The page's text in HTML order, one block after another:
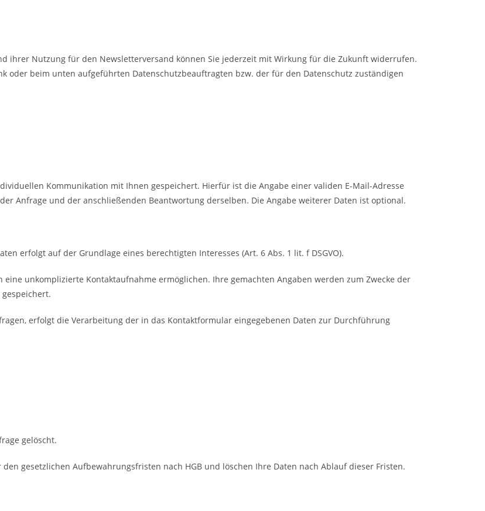
ihrer Nutzung für den Newsletterversand können Sie jederzeit mit Wirkung für die Zukunft widerrufen.
oder beim unten aufgeführten Datenschutzbeauftragten bzw. der für den Datenschutz zuständigen
Kommunikation mit Ihnen gespeichert. Hierfür ist die Angabe einer validen E-Mail-Adresse
Anfrage und der anschließenden Beantwortung derselben. Die Angabe weiterer Daten ist optional.
erfolgt auf der Grundlage eines berechtigten Interesses (Art. 6 Abs. 1 lit. f DSGVO).
unkomplizierte Kontaktaufnahme ermöglichen. Ihre gemachten Angaben werden zum Zwecke der
erfolgt die Verarbeitung der in das Kontaktformular eingegebenen Daten zur Durchführung
gelöscht.
gesetzlichen Aufbewahrungsfristen nach HGB und löschen Ihre Daten nach Ablauf dieser Fristen.